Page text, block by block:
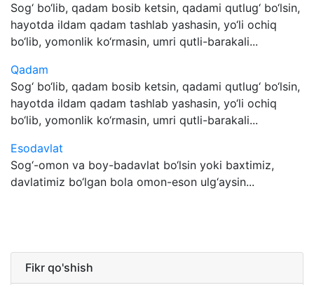
Sog‘ bo‘lib, qadam bosib ketsin, qadami qutlug‘ bo‘lsin,
hayotda ildam qadam tashlab yashasin, yo‘li ochiq
bo‘lib, yomonlik ko‘rmasin, umri qutli-barakali...
Qadam
Sog‘ bo‘lib, qadam bosib ketsin, qadami qutlug‘ bo‘lsin,
hayotda ildam qadam tashlab yashasin, yo‘li ochiq
bo‘lib, yomonlik ko‘rmasin, umri qutli-barakali...
Esodavlat
Sog‘-omon va boy-badavlat bo‘lsin yoki baxtimiz,
davlatimiz bo‘lgan bola omon-eson ulg‘aysin...
Fikr qo'shish